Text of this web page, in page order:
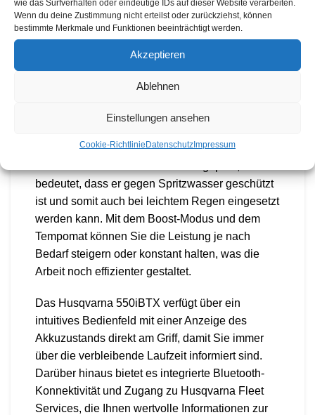
wie das Surfverhalten oder eindeutige IDs auf dieser Website verarbeiten.
Wenn du deine Zustimmung nicht erteilst oder zurückziehst, können
bestimmte Merkmale und Funktionen beeinträchtigt werden.
Akzeptieren
Ablehnen
Einstellungen ansehen
Cookie-RichtlinieDatenschutzImpressum
anspruchsvolle Aufgaben.
des Husqvarna 550iBTX sorgt für eine
komfortable Nutzung, selbst bei längeren
die geringen Vibrationen ermöglichen es Ihnen,
bedeutet, dass er gegen Spritzwasser geschützt
ist und somit auch bei leichtem Regen eingesetzt
werden kann. Mit dem Boost-Modus und dem
Tempomat können Sie die Leistung je nach
Bedarf steigern oder konstant halten, was die
Arbeit noch effizienter gestaltet.
Das Husqvarna 550iBTX verfügt über ein
intuitives Bedienfeld mit einer Anzeige des
Akkuzustands direkt am Griff, damit Sie immer
über die verbleibende Laufzeit informiert sind.
Darüber hinaus bietet es integrierte Bluetooth-
Konnektivität und Zugang zu Husqvarna Fleet
Services, die Ihnen wertvolle Informationen zur